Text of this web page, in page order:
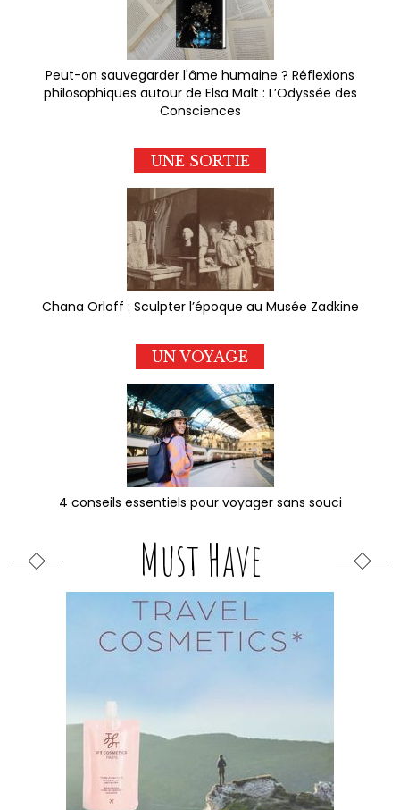
Peut-on sauvegarder l'âme humaine ? Réflexions
philosophiques autour de Elsa Malt : L’Odyssée des
Consciences
UNE SORTIE
Chana Orloff : Sculpter l’époque au Musée Zadkine
UN VOYAGE
4 conseils essentiels pour voyager sans souci
Must Have